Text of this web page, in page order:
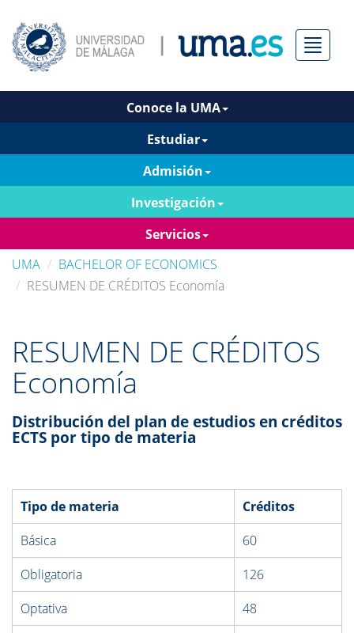
Menú
Conoce la UMA
Estudiar
Admisión
Investigación
Servicios
UMA
BACHELOR OF ECONOMICS
RESUMEN DE CRÉDITOS Economía
RESUMEN DE CRÉDITOS
Economía
Distribución del plan de estudios en créditos
ECTS por tipo de materia
Tipo de materia
Créditos
Básica
60
Obligatoria
126
Optativa
48